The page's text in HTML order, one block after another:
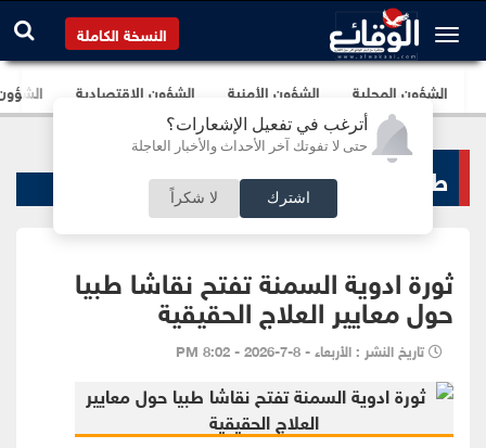
أترغب في تفعيل الإشعارات؟
حتى لا تفوتك آخر الأحداث والأخبار العاجلة
اشترك لا شكراً
النسخة الكاملة
الشؤون المحلية الشؤون الأمنية الشؤون الإقتصادية
طب و صحة
ثورة ادوية السمنة تفتح نقاشا طبيا
حول معايير العلاج الحقيقية
تاريخ النشر : الأربعاء - 8-7-2026 - 8:02 PM